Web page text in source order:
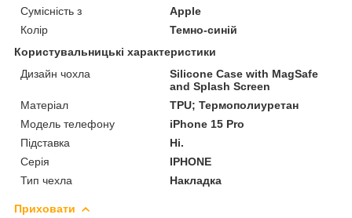
Сумісність з
Apple
Колір
Темно-синій
Користувальницькі характеристики
Дизайн чохла
Silicone Case with MagSafe
and Splash Screen
Матеріал
TPU; Термополиуретан
Модель телефону
iPhone 15 Pro
Підставка
Ні.
Серія
IPHONE
Тип чехла
Накладка
Приховати